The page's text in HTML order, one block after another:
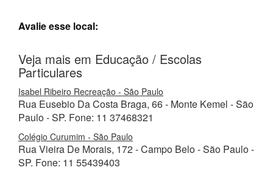
Avalie esse local:
Veja mais em Educação / Escolas
Particulares
Isabel Ribeiro Recreação - São Paulo
Rua Eusebio Da Costa Braga, 66 - Monte Kemel - São
Paulo - SP. Fone: 11 37468321
Colégio Curumim - São Paulo
Rua Vieira De Morais, 172 - Campo Belo - São Paulo -
SP. Fone: 11 55439403